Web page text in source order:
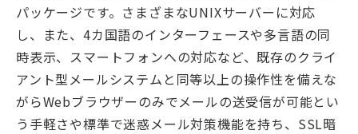
パッケージです。さまざまなUNIXサーバーに対応
し、また、4カ国語のインターフェースや多言語の同
時表示、スマートフォンへの対応など、既存のクライ
アント型メールシステムと同等以上の操作性を備えな
がらWebブラウザーのみでメールの送受信が可能とい
う手軽さや標準で迷惑メール対策機能を持ち、SSL暗